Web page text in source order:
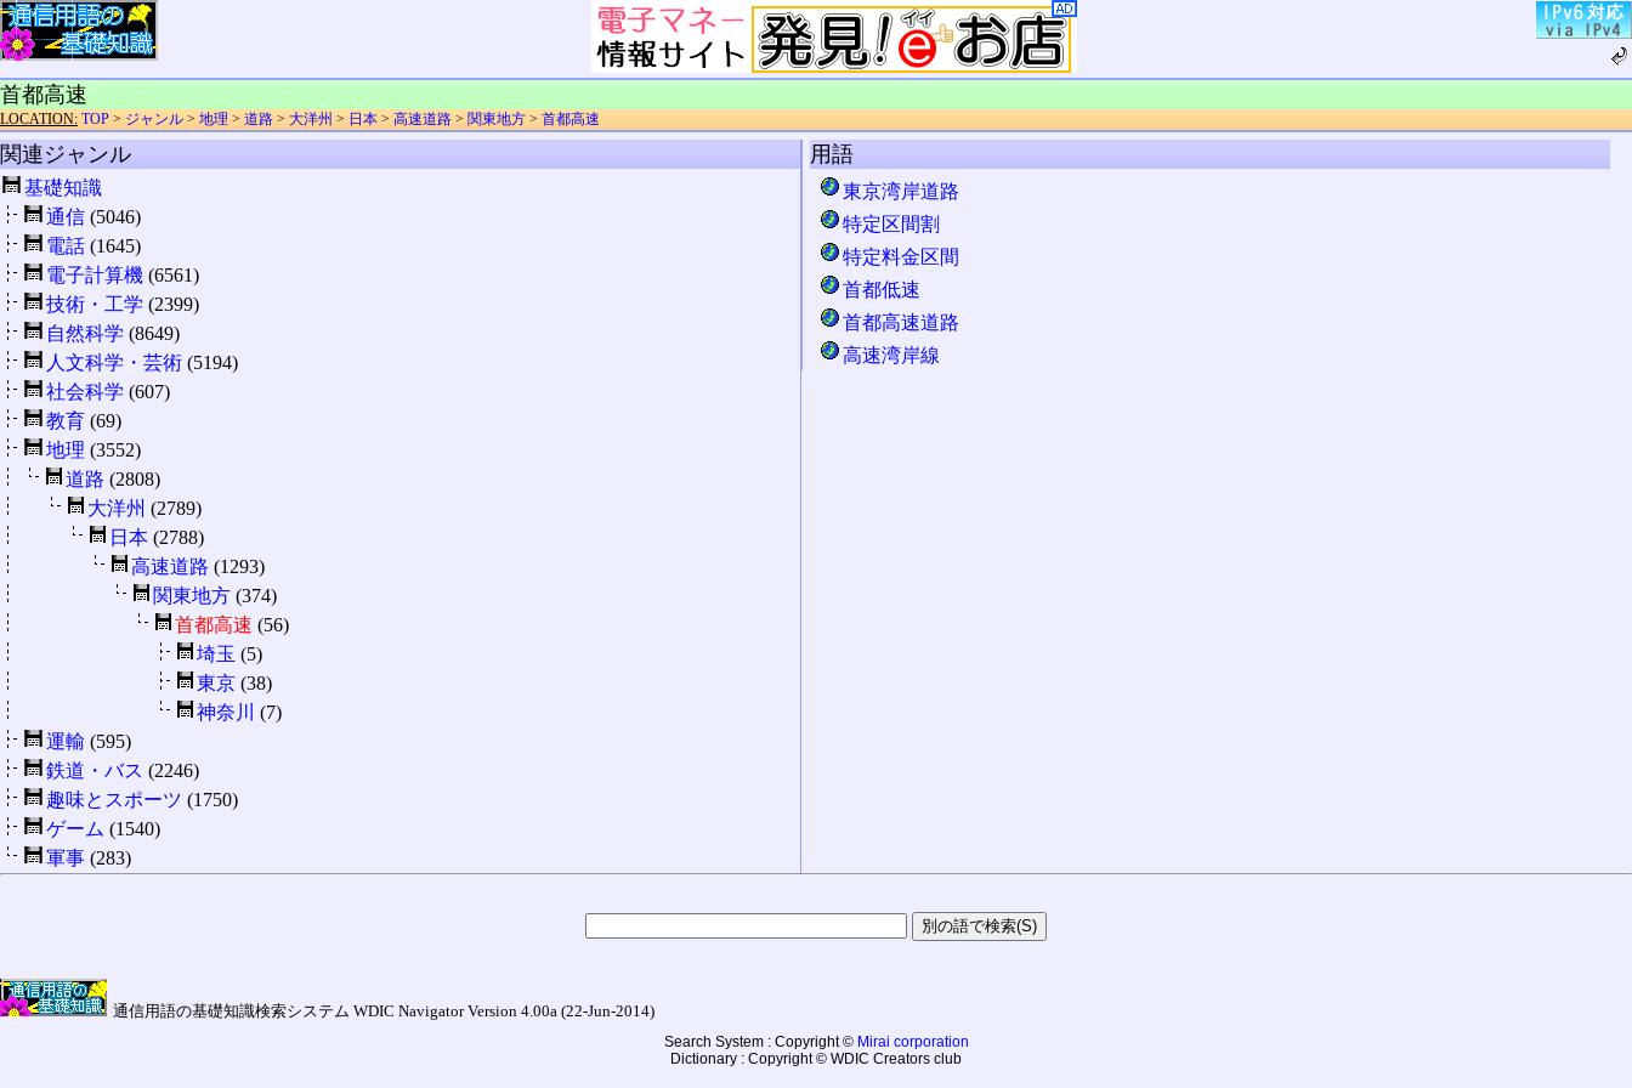
首都高速
LOCATION: TOP > ジャンル > 地理 > 道路 > 大洋州 > 日本 > 高速道路 > 関東地方 > 首都高速
関連ジャンル
基礎知識
通信 (5046)
電話 (1645)
電子計算機 (6561)
技術・工学 (2399)
自然科学 (8649)
人文科学・芸術 (5194)
社会科学 (607)
教育 (69)
地理 (3552)
道路 (2808)
大洋州 (2789)
日本 (2788)
高速道路 (1293)
関東地方 (374)
首都高速 (56)
埼玉 (5)
東京 (38)
神奈川
(7)
運輸 (595)
鉄道・バス (2246)
趣味とスポーツ (1750)
ゲーム (1540)
軍事 (283)
用語
東京湾岸道路
特定区間割
特定料金区間
首都低速
首都高速道路
高速湾岸線
通信用語の基礎知識検索システム WDIC Navigator Version 4.00a (22-Jun-2014)
Search System : Copyright © Mirai corporation
Dictionary : Copyright © WDIC Creators club